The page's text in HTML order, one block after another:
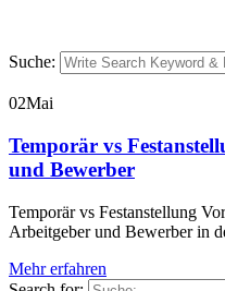
Suche:
02Mai
Temporär vs
und Bewerber
Temporär vs Festanstellung
Arbeitgeber und Bewerber in
Mehr erfahren